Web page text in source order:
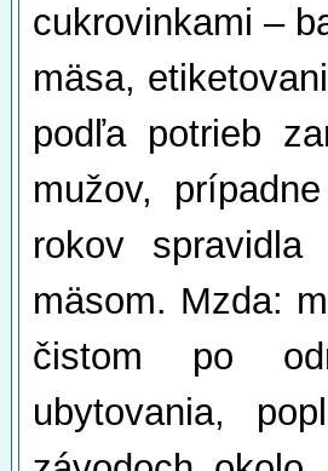
cukrovinkami –
mäsa,
podľa potrieb
mužov,
rokov
mäsom. Mzda:
čistom po
ubytovania,